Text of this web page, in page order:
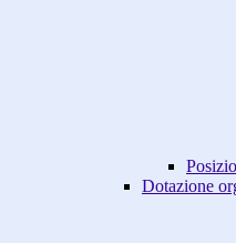
Dotazione